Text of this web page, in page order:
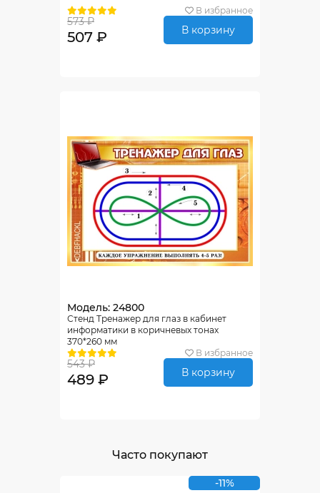
В избранное
573 ₽
507 ₽ В корзину
Модель: 24800
Стенд Тренажер для глаз в кабинет
информатики в коричневых тонах
370*260 мм
В избранное
543 ₽
489 ₽ В корзину
Часто покупают
-11%